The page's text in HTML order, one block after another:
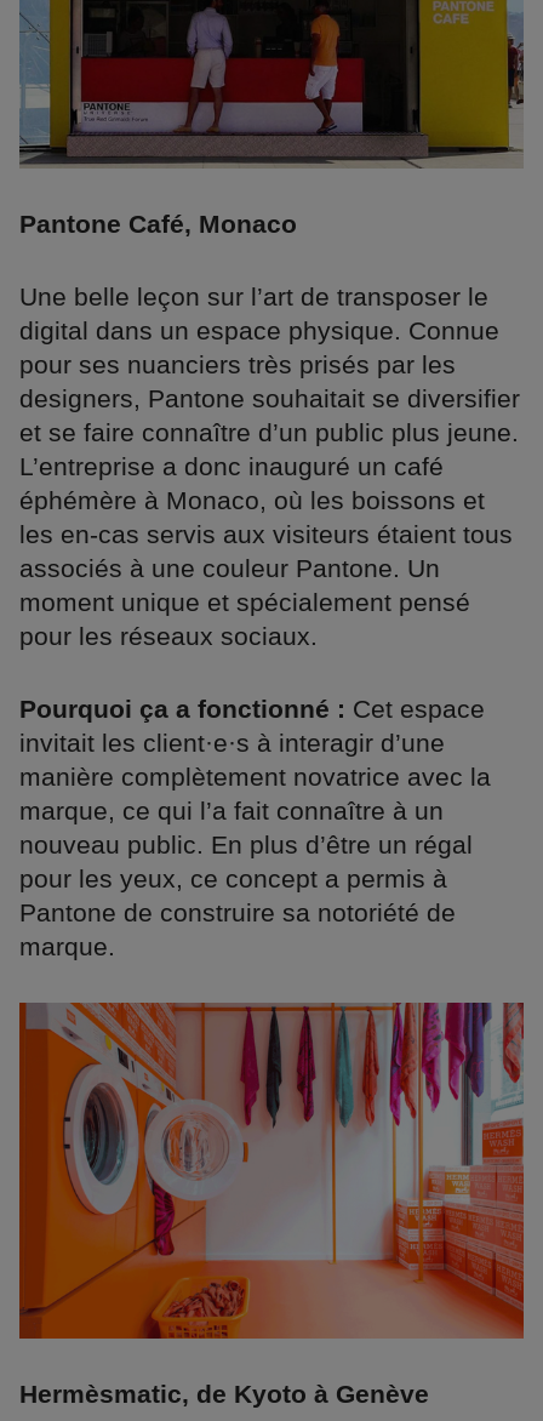
Pantone Café, Monaco
Une belle leçon sur l’art de transposer le
digital dans un espace physique. Connue
pour ses nuanciers très prisés par les
designers, Pantone souhaitait se diversifier
et se faire connaître d’un public plus jeune.
L’entreprise a donc inauguré un café
éphémère à Monaco, où les boissons et
les en-cas servis aux visiteurs étaient tous
associés à une couleur Pantone. Un
moment unique et spécialement pensé
pour les réseaux sociaux.
Pourquoi ça a fonctionné : Cet espace
invitait les client·e·s à interagir d’une
manière complètement novatrice avec la
marque, ce qui l’a fait connaître à un
nouveau public. En plus d’être un régal
pour les yeux, ce concept a permis à
Pantone de construire sa notoriété de
marque.
Hermèsmatic, de Kyoto à Genève